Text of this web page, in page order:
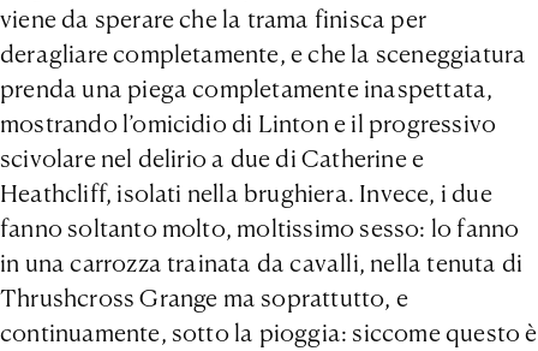
viene da sperare che la trama finisca per
deragliare completamente, e che la sceneggiatura
prenda una piega completamente inaspettata,
mostrando l’omicidio di Linton e il progressivo
scivolare nel delirio a due di Catherine e
Heathcliff, isolati nella brughiera. Invece, i due
fanno soltanto molto, moltissimo sesso: lo fanno
in una carrozza trainata da cavalli, nella tenuta di
Thrushcross Grange ma soprattutto, e
continuamente, sotto la pioggia: siccome questo è